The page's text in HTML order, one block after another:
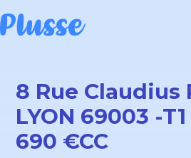
8 Rue Claudius
LYON 69003 -
690 €CC